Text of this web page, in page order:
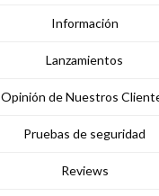
Información
Lanzamientos
Opinión de Nuestros
Pruebas de seguridad
Reviews